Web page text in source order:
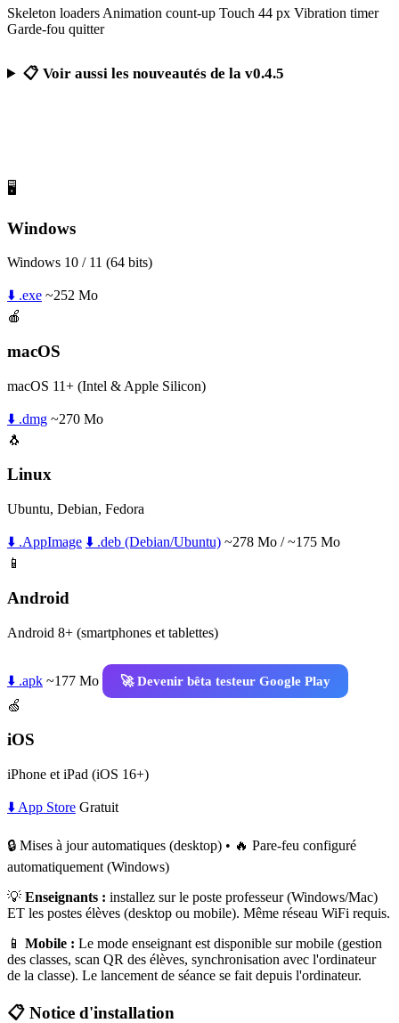
Skeleton loaders Animation count-up Touch 44 px Vibration timer
Garde-fou quitter
📋 Voir aussi les nouveautés de la v0.4.5
🖥️
Windows
Windows 10 / 11 (64 bits)
⬇️ .exe ~252 Mo
🍎
macOS
macOS 11+ (Intel & Apple Silicon)
⬇️ .dmg ~270 Mo
🐧
Linux
Ubuntu, Debian, Fedora
⬇️ .AppImage ⬇️ .deb (Debian/Ubuntu) ~278 Mo / ~175 Mo
📱
Android
Android 8+ (smartphones et tablettes)
⬇️ .apk ~177 Mo
🚀 Devenir bêta testeur Google Play
🍏
iOS
iPhone et iPad (iOS 16+)
⬇️ App Store Gratuit
🔒 Mises à jour automatiques (desktop) • 🔥 Pare-feu configuré
automatiquement (Windows)
💡 Enseignants : installez sur le poste professeur (Windows/Mac)
ET les postes élèves (desktop ou mobile). Même réseau WiFi requis.
📱 Mobile : Le mode enseignant est disponible sur mobile (gestion
des classes, scan QR des élèves, synchronisation avec l'ordinateur
de la classe). Le lancement de séance se fait depuis l'ordinateur.
📋 Notice d'installation